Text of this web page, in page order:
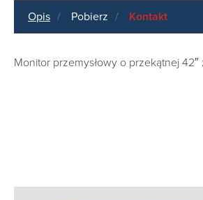
Opis Pobierz Kontakt
Monitor przemysłowy o przekątnej